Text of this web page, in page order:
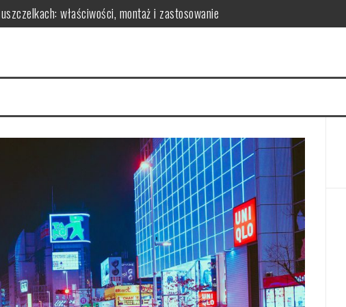
właściwości, montaż i zastosowanie
i rady
Kluczowe czynniki i porady
redukcji tkanki tłuszczowej
do analizy
dla Twojej sypialni?